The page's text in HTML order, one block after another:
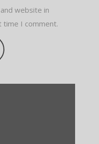
website in
I comment.